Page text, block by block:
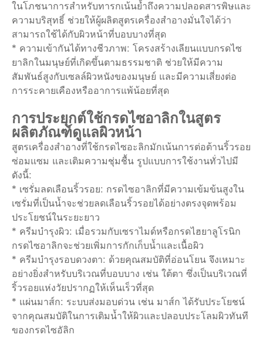
ในโภชนาการสำหรับทารกเน้นย้ำถึงความปลอดสารพิษและ
ความบริสุทธิ์ ช่วยให้ผู้ผลิตสูตรเครื่องสำอางมั่นใจได้ว่า
สามารถใช้ได้กับผิวหน้าที่บอบบางที่สุด
* ความเข้ากันได้ทางชีวภาพ: โครงสร้างเลียนแบบกรดไซ
ยาลิกในมนุษย์ที่เกิดขึ้นตามธรรมชาติ ช่วยให้มีความ
สัมพันธ์สูงกับเซลล์ผิวหนังของมนุษย์ และมีความเสี่ยงต่อ
การระคายเคืองหรืออาการแพ้น้อยที่สุด
การประยุกต์ใช้กรดไซอาลิกในสูตร
ผลิตภัณฑ์ดูแลผิวหน้า
สูตรเครื่องสำอางที่ใช้กรดไซอะลิกมักเน้นการต่อต้านริ้วรอย
ซ่อมแซม และเติมความชุ่มชื้น รูปแบบการใช้งานทั่วไปมี
ดังนี้:
* เซรั่มลดเลือนริ้วรอย: กรดไซอาลิกที่มีความเข้มข้นสูงใน
เซรั่มที่เป็นน้ำจะช่วยลดเลือนริ้วรอยได้อย่างตรงจุดพร้อม
ประโยชน์ในระยะยาว
* ครีมบำรุงผิว: เมื่อรวมกับเซราไมด์หรือกรดไฮยาลูโรนิก
กรดไซอาลิกจะช่วยเพิ่มการกักเก็บน้ำและเนื้อผิว
* ครีมบำรุงรอบดวงตา: ด้วยคุณสมบัติที่อ่อนโยน จึงเหมาะ
อย่างยิ่งสำหรับบริเวณที่บอบบาง เช่น ใต้ตา ซึ่งเป็นบริเวณที่
ริ้วรอยแห่งวัยปรากฏให้เห็นเร็วที่สุด
* แผ่นมาส์ก: ระบบส่งมอบด่วน เช่น มาส์ก ได้รับประโยชน์
จากคุณสมบัติในการเติมน้ำให้ผิวและปลอบประโลมผิวทันที
ของกรดไซอัลิก